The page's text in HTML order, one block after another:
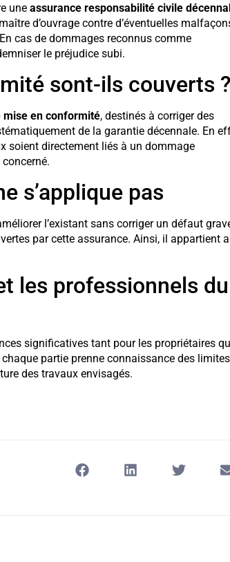
une assurance responsabilité civile
d’ouvrage contre d’éventuelles
cas de dommages reconnus comme
le préjudice subi.
sont-ils couverts ?
mise en conformité, destinés à corriger des
de la garantie décennale. En
soient directement liés à un dommage
s’applique pas
l’existant sans corriger un défaut
par cette assurance. Ainsi, il appartient
les professionnels du
significatives tant pour les propriétaires
partie prenne connaissance des limites
des travaux envisagés.